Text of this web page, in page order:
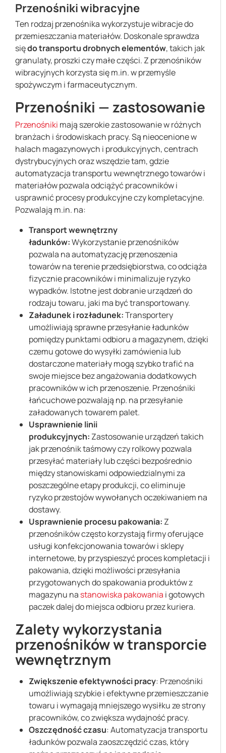
Przenośniki wibracyjne
Ten rodzaj przenośnika wykorzystuje wibracje do
przemieszczania materiałów. Doskonale sprawdza
siędo transportu drobnych elementów, takich jak
granulaty, proszki czy małe części. Z przenośników
wibracyjnych korzysta się m.in. w przemyśle
spożywczym i farmaceutycznym.
Przenośniki — zastosowanie
Przenośniki mają szerokie zastosowanie w różnych
branżach i środowiskach pracy. Są nieocenione w
halach magazynowych i produkcyjnych, centrach
dystrybucyjnych oraz wszędzie tam, gdzie
automatyzacja transportu wewnętrznego towarów i
materiałów pozwala odciążyć pracowników i
usprawnić procesy produkcyjne czy kompletacyjne.
Pozwalają m.in. na:
Transport wewnętrzny
ładunków:Wykorzystanie przenośników
pozwala na automatyzację przenoszenia
towarów na terenie przedsiębiorstwa, co odciąża
fizycznie pracowników i minimalizuje ryzyko
wypadków. Istotne jest dobranie urządzeń do
rodzaju towaru, jaki ma być transportowany.
Załadunek i rozładunek:Transportery
umożliwiają sprawne przesyłanie ładunków
pomiędzy punktami odbioru a magazynem, dzięki
czemu gotowe do wysyłki zamówienia lub
dostarczone materiały mogą szybko trafić na
swoje miejsce bez angażowania dodatkowych
pracowników w ich przenoszenie. Przenośniki
łańcuchowe pozwalają np. na przesyłanie
załadowanych towarem palet.
Usprawnienie linii
produkcyjnych: Zastosowanie urządzeń takich
jak przenośnik taśmowy czy rolkowy pozwala
przesyłać materiały lub części bezpośrednio
między stanowiskami odpowiedzialnymi za
poszczególne etapy produkcji, co eliminuje
ryzyko przestojów wywołanych oczekiwaniem na
dostawy.
Usprawnienie procesu pakowania: Z
przenośników często korzystają firmy oferujące
usługi konfekcjonowania towarów i sklepy
internetowe, by przyspieszyć proces kompletacji i
pakowania, dzięki możliwości przesyłania
przygotowanych do spakowania produktów z
magazynu na stanowiska pakowania i gotowych
paczek dalej do miejsca odbioru przez kuriera.
Zalety wykorzystania
przenośników w transporcie
wewnętrznym
Zwiększenie efektywności pracy: Przenośniki
umożliwiają szybkie i efektywne przemieszczanie
towaru i wymagają mniejszego wysiłku ze strony
pracowników, co zwiększa wydajność pracy.
Oszczędność czasu: Automatyzacja transportu
ładunków pozwala zaoszczędzić czas, który